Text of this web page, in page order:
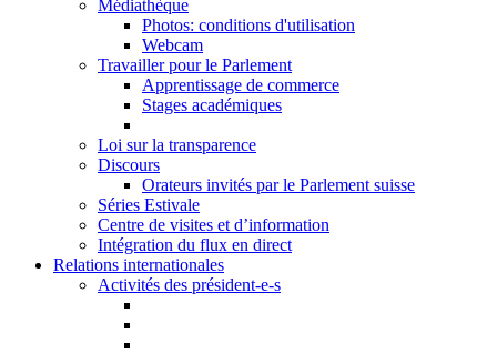
Médiathèque
Photos: conditions d'utilisation
Webcam
Travailler pour le Parlement
Apprentissage de commerce
Stages académiques
Loi sur la transparence
Discours
Orateurs invités par le Parlement suisse
Séries Estivale
Centre de visites et d’information
Intégration du flux en direct
Relations internationales
Activités des président-e-s